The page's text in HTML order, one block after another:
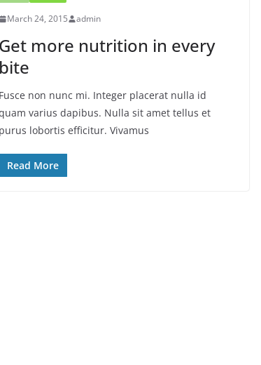
March 24, 2015 admin
Get more nutrition in every
bite
Fusce non nunc mi. Integer placerat nulla id
varius dapibus. Nulla sit amet tellus et
purus lobortis efficitur. Vivamus
Read More